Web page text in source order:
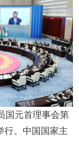
元首理事会第
行。中国国家主